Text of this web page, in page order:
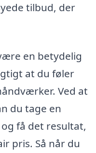
tilbud, der
en betydelig
at du føler
Ved at
du tage en
få det resultat,
pris. Så når du